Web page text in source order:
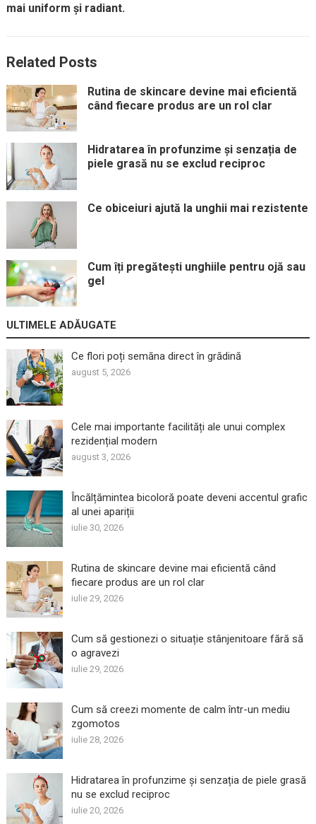
mai uniform și radiant.
Related Posts
Rutina de skincare devine mai eficientă
când fiecare produs are un rol clar
Hidratarea în profunzime și senzația de
piele grasă nu se exclud reciproc
Ce obiceiuri ajută la unghii mai rezistente
Cum îți pregătești unghiile pentru ojă sau
gel
ULTIMELE ADĂUGATE
Ce flori poți semăna direct în grădină
august 5, 2026
Cele mai importante facilități ale unui complex
rezidențial modern
august 3, 2026
Încălțămintea bicoloră poate deveni accentul grafic
al unei apariții
iulie 30, 2026
Rutina de skincare devine mai eficientă când
fiecare produs are un rol clar
iulie 29, 2026
Cum să gestionezi o situație stânjenitoare fără să
o agravezi
iulie 29, 2026
Cum să creezi momente de calm într-un mediu
zgomotos
iulie 28, 2026
Hidratarea în profunzime și senzația de piele grasă
nu se exclud reciproc
iulie 20, 2026